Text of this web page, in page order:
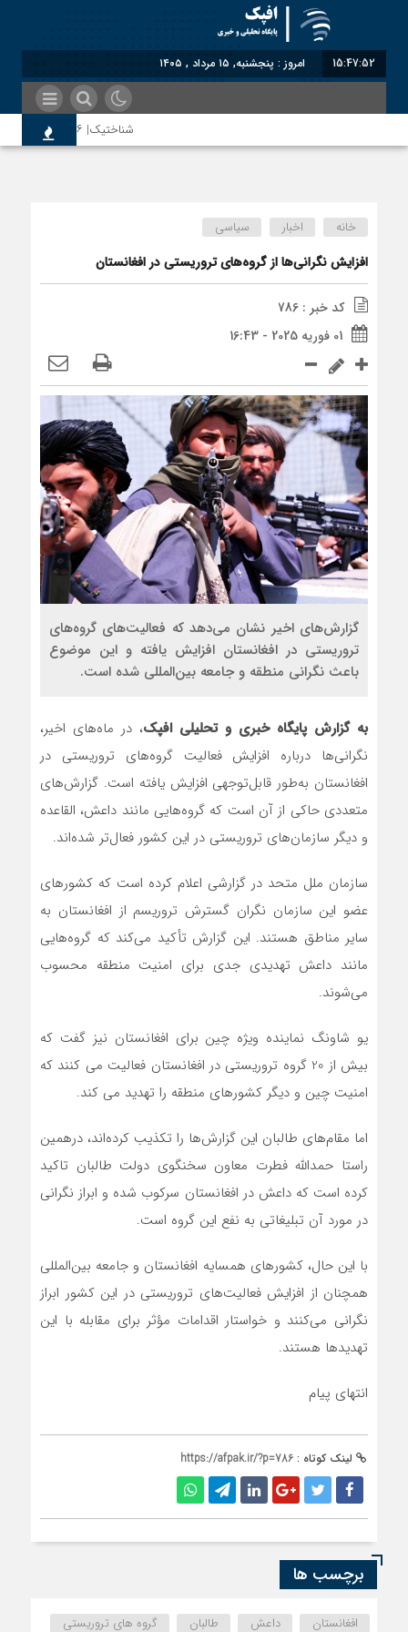
15:47:53 امروز : پنجشنبه, ۱۵ مرداد , ۱۴۰۵
شناختیک| ۸۶ درصد مهاجران حامی ایران در جنگ؛ ۷۵ درصد مهاجران دولت چهاردهم را خیرخواه خود نمی‌دانند
اختصاصی| معطلی بار تاجران
مذاکره تحمیلی، جنگ
خانه اخبار سیاسی
افزایش نگرانی‌ها از گروه‌های تروریستی در افغانستان
کد خبر : 786
01 فوریه 2025 - 16:43
گزارش‌های اخیر نشان می‌دهد که فعالیت‌های گروه‌های
تروریستی در افغانستان افزایش یافته و این موضوع
باعث نگرانی منطقه و جامعه بین‌المللی شده است.
به گزارش پایگاه خبری و تحلیلی افپک، در ماه‌های اخیر،
نگرانی‌ها درباره افزایش فعالیت گروه‌های تروریستی در
افغانستان به‌طور قابل‌توجهی افزایش یافته است. گزارش‌های
متعددی حاکی از آن است که گروه‌هایی مانند داعش، القاعده
و دیگر سازمان‌های تروریستی در این کشور فعال‌تر شده‌اند.
سازمان ملل متحد در گزارشی اعلام کرده است که کشورهای
عضو این سازمان نگران گسترش تروریسم از افغانستان به
سایر مناطق هستند. این گزارش تأکید می‌کند که گروه‌هایی
مانند داعش تهدیدی جدی برای امنیت منطقه محسوب
می‌شوند.
یو شاونگ نماینده ویژه چین برای افغانستان نیز گفت که
بیش از 20 گروه تروریستی در افغانستان فعالیت می کنند که
امنیت چین و دیگر کشورهای منطقه را تهدید می کند.
اما مقام‌های طالبان این گزارش‌ها را تکذیب کرده‌اند، درهمین
راستا حمدالله فطرت معاون سخنگوی دولت طالبان تاکید
کرده است که داعش در افغانستان سرکوب شده و ابراز نگرانی
در مورد آن تبلیغاتی به نفع این گروه است.
با این حال، کشورهای همسایه افغانستان و جامعه بین‌المللی
همچنان از افزایش فعالیت‌های تروریستی در این کشور ابراز
نگرانی می‌کنند و خواستار اقدامات مؤثر برای مقابله با این
تهدیدها هستند.
انتهای پیام
لینک کوتاه : https://afpak.ir/?p=786
برچسب ها
افغانستان داعش طالبان گروه های تروریستی